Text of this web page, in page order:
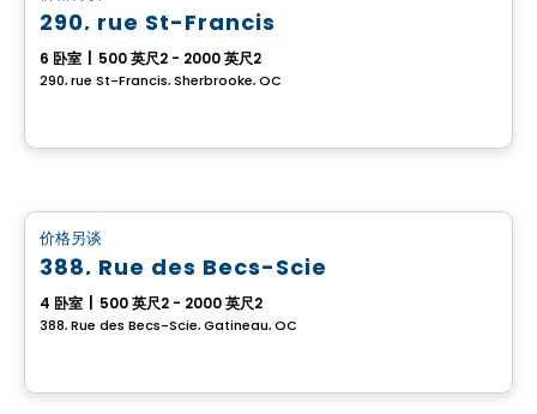
290, rue St-Francis
6 卧室 500 英尺2 - 2000 英尺2
290, rue St-Francis, Sherbrooke, QC
价格另谈
388, Rue des Becs-Scie
4 卧室 500 英尺2 - 2000 英尺2
388, Rue des Becs-Scie, Gatineau, QC